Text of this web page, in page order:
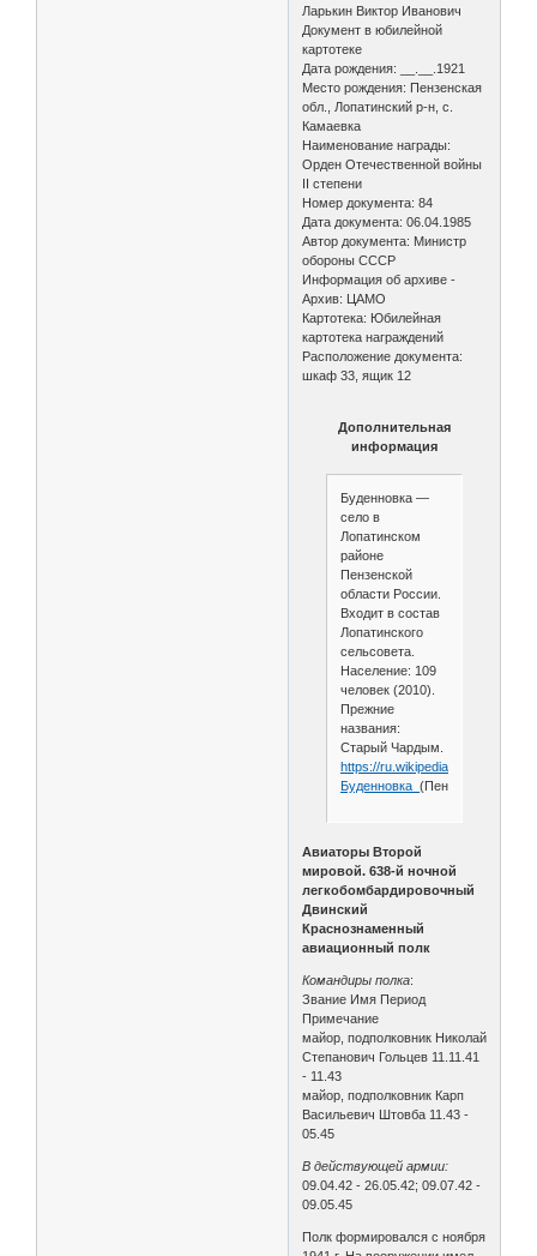
Ларькин Виктор Иванович
Документ в юбилейной
картотеке
Дата рождения: __.__.1921
Место рождения: Пензенская
обл., Лопатинский р-н, с.
Камаевка
Наименование награды:
Орден Отечественной войны
II степени
Номер документа: 84
Дата документа: 06.04.1985
Автор документа: Министр
обороны СССР
Информация об архиве -
Архив: ЦАМО
Картотека: Юбилейная
картотека награждений
Расположение документа:
шкаф 33, ящик 12
Дополнительная
информация
Буденновка —
село в
Лопатинском
районе
Пензенской
области России.
Входит в состав
Лопатинского
сельсовета.
Население: 109
человек (2010).
Прежние
названия:
Старый Чардым.
https://ru.wikipedia.org/wiki/
Буденновка_
Авиаторы Второй
мировой. 638-й ночной
легкобомбардировочный
Двинский
Краснознаменный
авиационный полк
Командиры полка:
Звание Имя Период
Примечание
майор, подполковник Николай
Степанович Гольцев 11.11.41
- 11.43
майор, подполковник Карп
Васильевич Штовба 11.43 -
05.45
В действующей армии:
09.04.42 - 26.05.42; 09.07.42 -
09.05.45
Полк формировался с ноября